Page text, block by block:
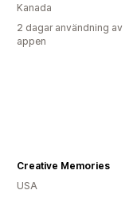
Kanada
2 dagar användning av
appen
Creative Memories
USA